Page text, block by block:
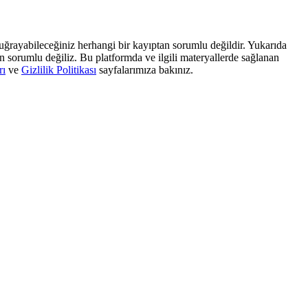
herhangi bir kayıptan sorumlu değildir. Yukarıda
değiliz. Bu platformda ve ilgili materyallerde sağlanan
ve Gizlilik Politikası sayfalarımıza bakınız.